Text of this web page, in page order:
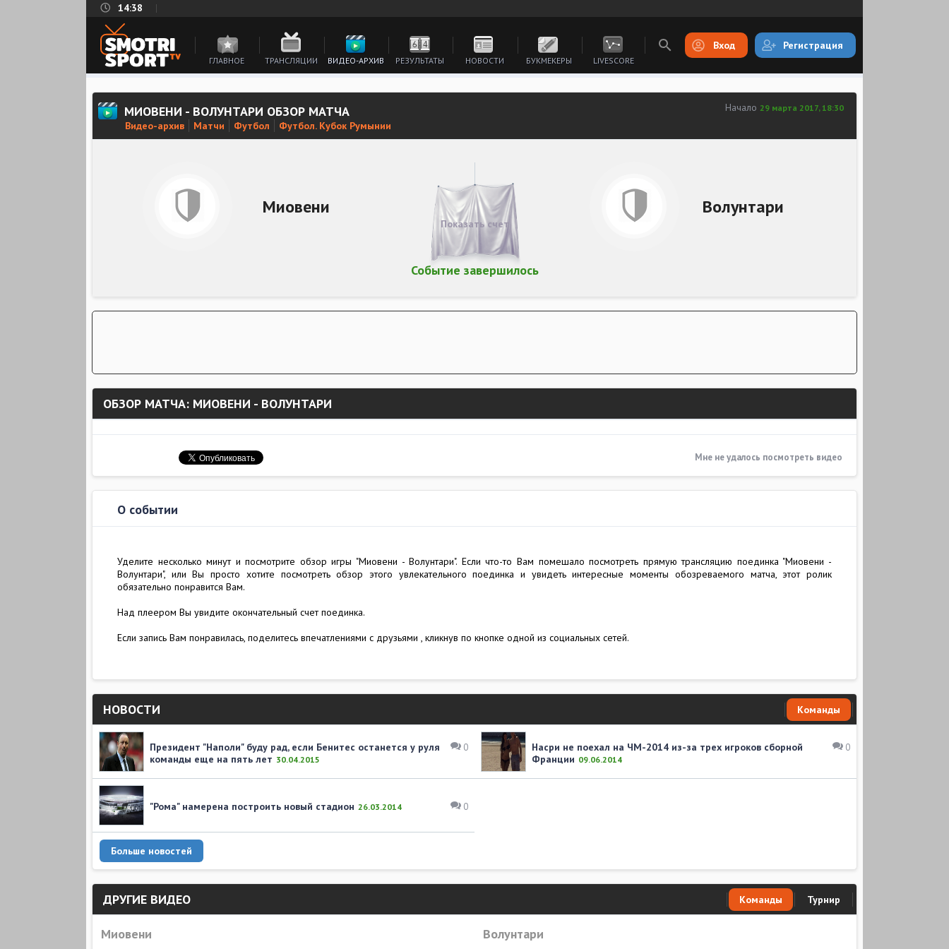
14:38
ГЛАВНОЕ ТРАНСЛЯЦИИ ВИДЕО-АРХИВ РЕЗУЛЬТАТЫ НОВОСТИ БУКМЕКЕРЫ LIVESCORE
Вход Регистрация
МИОВЕНИ - ВОЛУНТАРИ ОБЗОР МАТЧА
Видео-архив Матчи Футбол Футбол. Кубок Румынии
Начало 29 марта 2017, 18:30
Миовени Волунтари
Событие завершилось
Показать счет
ОБЗОР МАТЧА: МИОВЕНИ - ВОЛУНТАРИ
Мне не удалось посмотреть видео
О событии
Уделите несколько минут и посмотрите обзор игры "Миовени - Волунтари". Если что-то Вам помешало посмотреть прямую трансляцию поединка "Миовени -
Волунтари", или Вы просто хотите посмотреть обзор этого увлекательного поединка и увидеть интересные моменты обозреваемого матча, этот ролик
обязательно понравится Вам.
Над плеером Вы увидите окончательный счет поединка.
Если запись Вам понравилась, поделитесь впечатлениями с друзьями , кликнув по кнопке одной из социальных сетей.
НОВОСТИ Команды
0
Президент "Наполи" буду рад, если Бенитес останется у руля
команды еще на пять лет 30.04.2015
0
Насри не поехал на ЧМ-2014 из-за трех игроков сборной
Франции 09.06.2014
0
"Рома" намерена построить новый стадион 26.03.2014
Больше новостей
ДРУГИЕ ВИДЕО Команды Турнир
Миовени Волунтари